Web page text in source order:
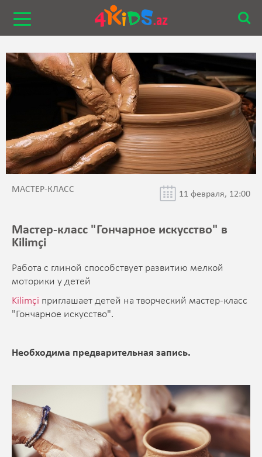
МАСТЕР-КЛАСС 11 февраля, 12:00
Мастер-класс "Гончарное искусство" в
Kilimçi
Работа с глиной способствует развитию мелкой
моторики у детей
Kilimçi приглашает детей на творческий мастер-класс
"Гончарное искусство".
Необходима предварительная запись.